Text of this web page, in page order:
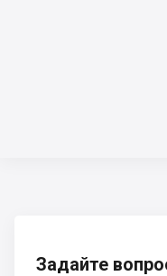
Задайте